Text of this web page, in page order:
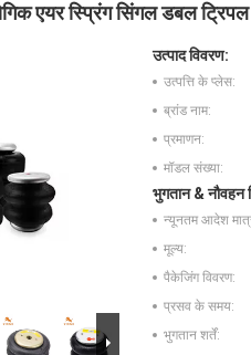
एयर स्प्रिंग सिंगल डबल
उत्पाद विवरण:
उत्पत्ति के प्लेस:
ब्रांड नाम:
प्रमाणन:
मॉडल संख्या:
भुगतान & नौवहन
न्यूनतम आदेश
मूल्य:
पैकेजिंग विवरण:
प्रसव के समय:
भुगतान शर्तें: